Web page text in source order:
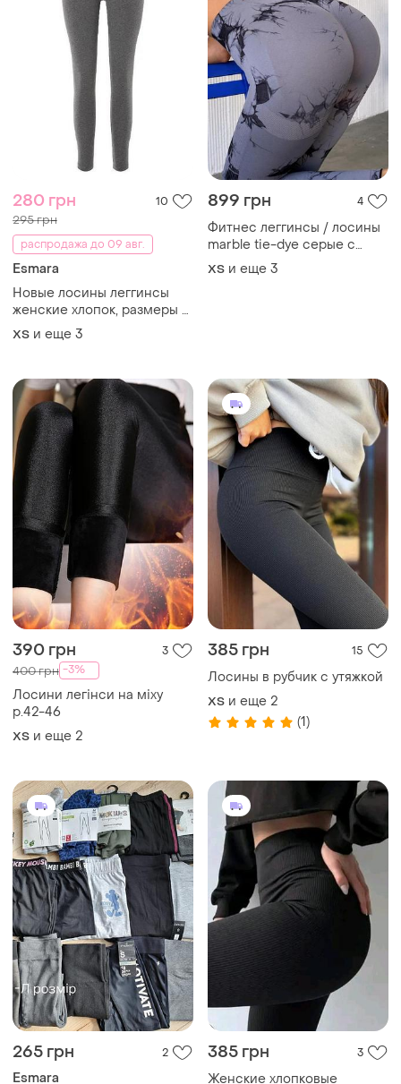
280 грн 10
295 грн
распродажа до 09 авг.
Esmara
Новые лосины леггинсы
женские хлопок, размеры с,
м, л на 46, 48, 50, 52 esmara
ничевина s m l лосины
ХS и еще 3
899 грн 4
Фитнес леггинсы / лосины
marble tie-dye серые с
черным с эффектом push
up (бесшовные), s
ХS и еще 3
390 грн 3
400 грн -3%
Лосини легінси на міху
р.42-46
ХS и еще 2
385 грн 15
Лосины в рубчик с утяжкой
ХS и еще 2
(1)
265 грн 2
Esmara
385 грн 3
Женские хлопковые